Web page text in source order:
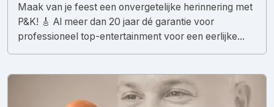
Maak van je feest een onvergetelijke herinnering met
P&K! 🎸 Al meer dan 20 jaar dé garantie voor
professioneel top-entertainment voor een eerlijke...